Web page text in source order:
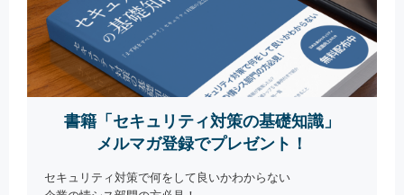
書籍「セキュリティ対策の基礎知識」
メルマガ登録でプレゼント！
セキュリティ対策で何をして良いかわからない